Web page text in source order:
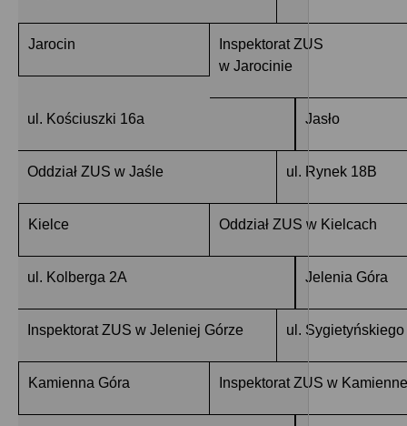
Jarocin
Inspektorat ZUS
w Jarocinie
ul. Kościuszki 16a Jasło
Oddział ZUS w Jaśle ul. Rynek 18B
Kielce Oddział ZUS w Kielcach
ul. Kolberga 2A Jelenia Góra
Inspektorat ZUS w Jeleniej Górze ul. Sygietyńskiego
Kamienna Góra Inspektorat ZUS w